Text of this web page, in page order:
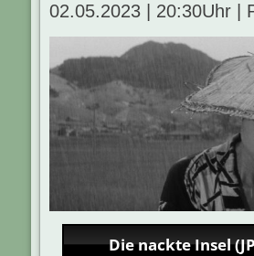
02.05.2023 | 20:30Uhr |
Die nackte Insel